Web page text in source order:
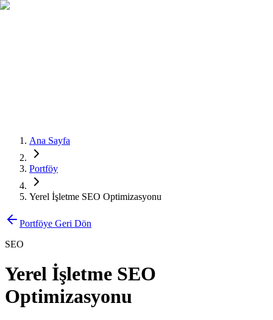
Ana Sayfa
Portföy
Yerel İşletme SEO Optimizasyonu
Portföye Geri Dön
SEO
Yerel İşletme SEO
Optimizasyonu